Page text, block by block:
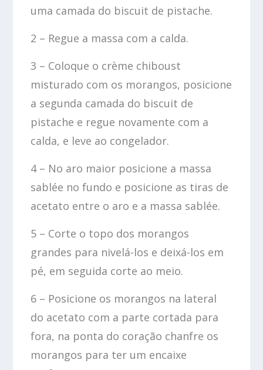
uma camada do biscuit de pistache.
2 – Regue a massa com a calda.
3 – Coloque o crème chiboust
misturado com os morangos, posicione
a segunda camada do biscuit de
pistache e regue novamente com a
calda, e leve ao congelador.
4 – No aro maior posicione a massa
sablée no fundo e posicione as tiras de
acetato entre o aro e a massa sablée.
5 – Corte o topo dos morangos
grandes para nivelá-los e deixá-los em
pé, em seguida corte ao meio.
6 – Posicione os morangos na lateral
do acetato com a parte cortada para
fora, na ponta do coração chanfre os
morangos para ter um encaixe